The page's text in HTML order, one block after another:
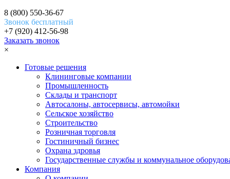
8 (800) 550-36-67
Звонок бесплатный
+7 (920) 412-56-98
Заказать звонок
×
Готовые решения
Клининговые компании
Промышленность
Склады и транспорт
Автосалоны, автосервисы, автомойки
Сельское хозяйство
Строительство
Розничная торговля
Гостиничный бизнес
Охрана здровья
Государственные службы и коммунальное
Компания